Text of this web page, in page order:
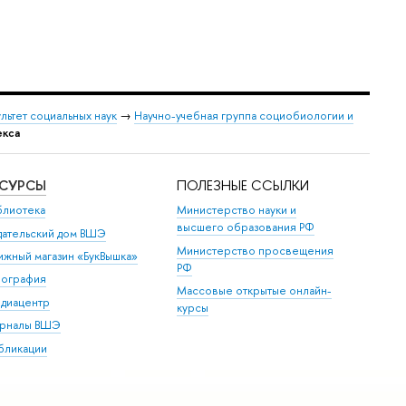
социальных наук → Научно-учебная группа социобиологии и
дом ВШЭ
магазин «БукВышка»
ВШЭ
ПОЛЕЗНЫЕ ССЫЛКИ
Министерство науки и
высшего образования РФ
Министерство просвещения
РФ
Массовые открытые онлайн-
курсы